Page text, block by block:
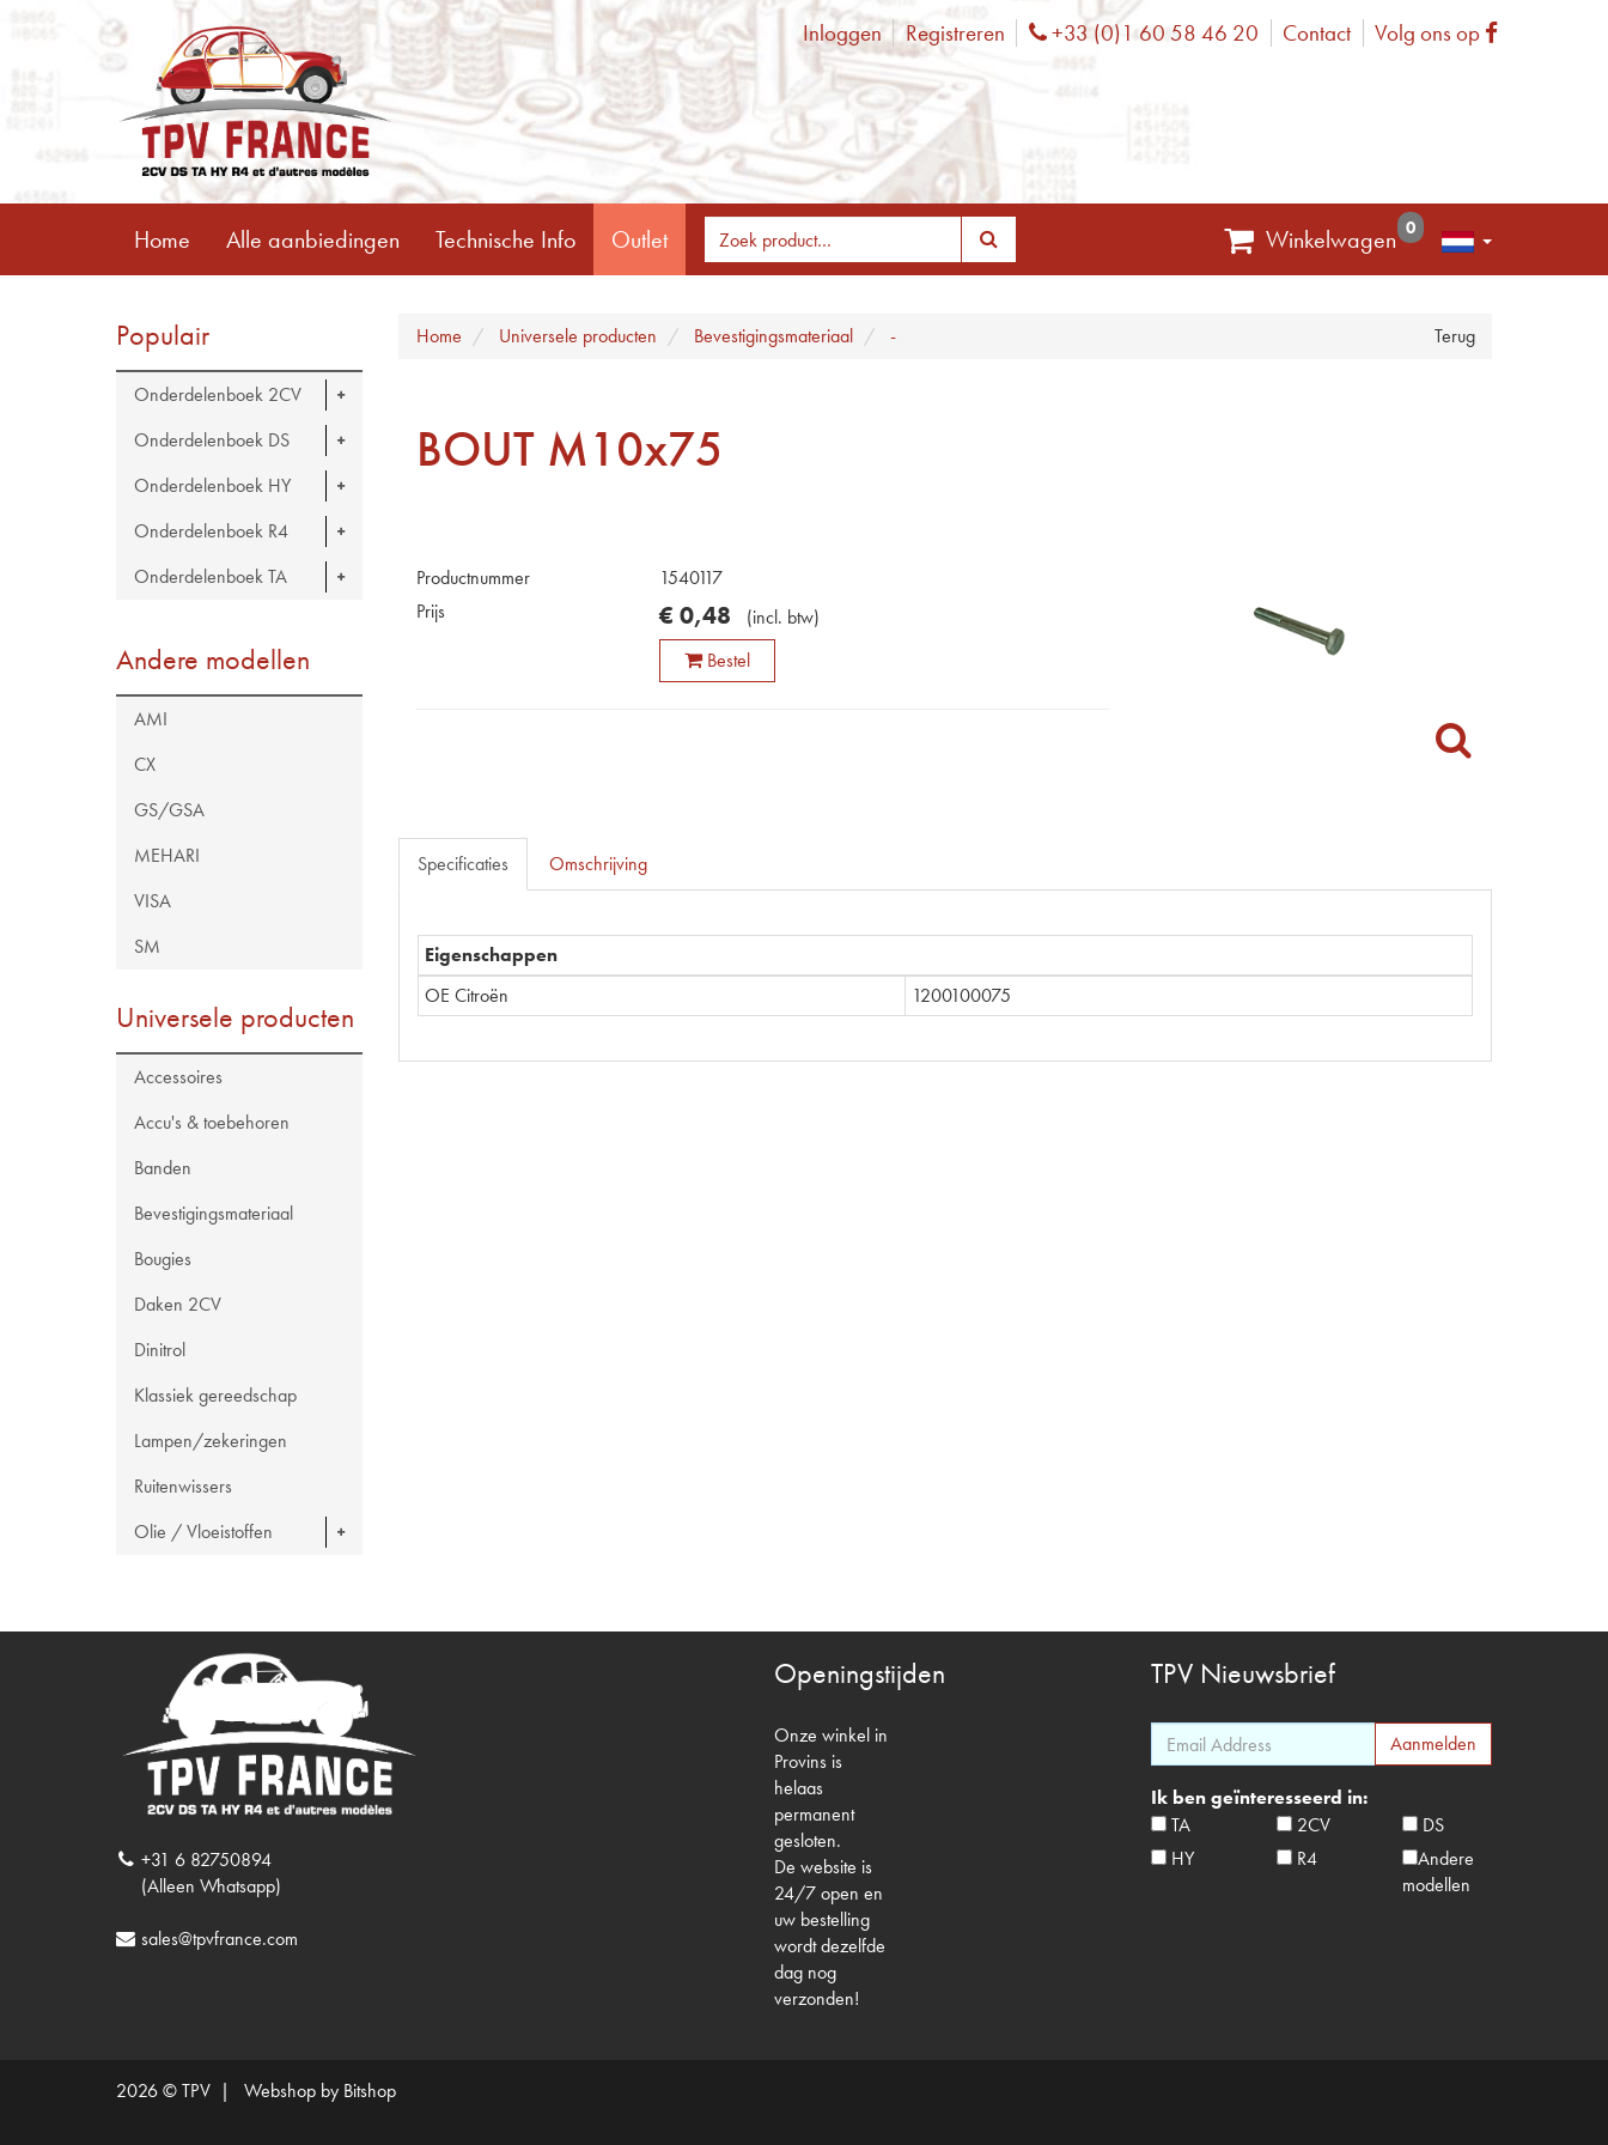
Inloggen Registreren Phone
+33 (0)1 60 58 46 20 Contact Volg ons op Facebook
Home Alle aanbiedingen Technische Info Outlet Winkelwagen 0
Populair
Onderdelenboek 2CV
Onderdelenboek DS
Onderdelenboek HY
Onderdelenboek R4
Onderdelenboek TA
Andere modellen
AMI
CX
GS/GSA
MEHARI
VISA
SM
Universele producten
Accessoires
Accu's & toebehoren
Banden
Bevestigingsmateriaal
Bougies
Daken 2CV
Dinitrol
Klassiek gereedschap
Lampen/zekeringen
Ruitenwissers
Olie / Vloeistoffen
Terug
Home Universele producten Bevestigingsmateriaal -
BOUT M10x75
Productnummer
1540117
Prijs
€ 0,48 (incl. btw)
Bestel
Specificaties Omschrijving
Eigenschappen
OE Citroën
1200100075
+31 6 82750894
(Alleen Whatsapp)
sales@tpvfrance.com
Openingstijden
Onze winkel in
Provins is
helaas
permanent
gesloten.
De website is
24/7 open en
uw bestelling
wordt dezelfde
dag nog
verzonden!
TPV Nieuwsbrief
Ik ben geïnteresseerd in:
TA
2CV
DS
HY
R4
Andere
modellen
2026 © TPV | Webshop by Bitshop